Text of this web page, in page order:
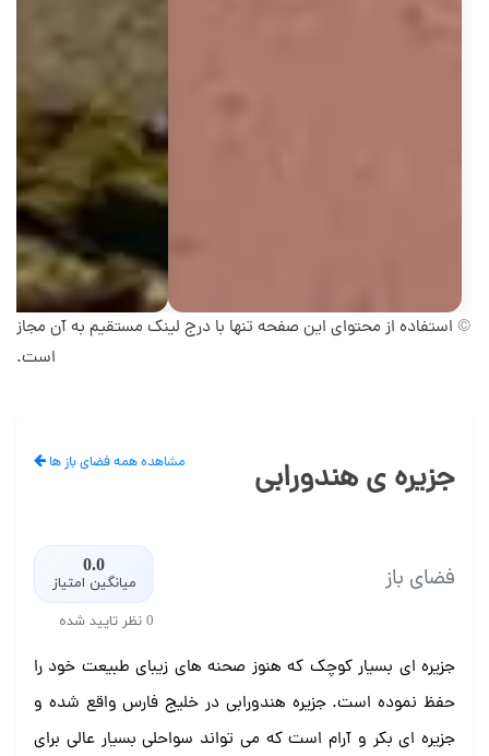
© استفاده از محتوای این صفحه تنها با درج لینک مستقیم به آن مجاز
است.
جزیره ی هندورابی مشاهده همه فضای باز ها
فضای باز 0.0
میانگین امتیاز
0 نظر تایید شده
جزیره ای بسیار کوچک که هنوز صحنه های زیبای طبیعت خود را
حفظ نموده است. جزیره هندورابی در خلیج فارس واقع شده و
جزیره ای بکر و آرام است که می تواند سواحلی بسیار عالی برای